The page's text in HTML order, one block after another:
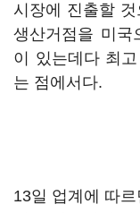
시장에 진출할
생산거점을 미국
이 있는데다 최
는 점에서다.
13일 업계에 따